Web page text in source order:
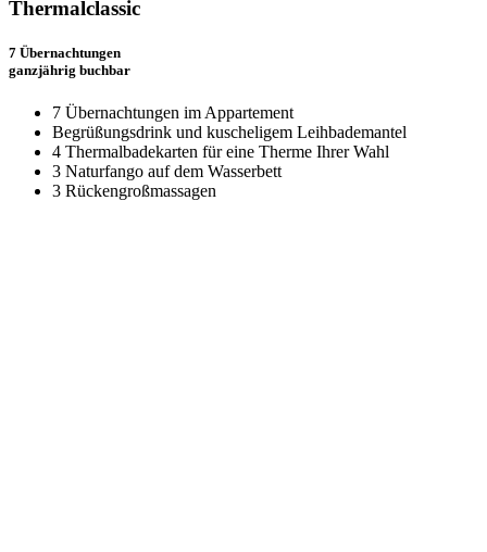
Thermalclassic
7 Übernachtungen
ganzjährig buchbar
7 Übernachtungen im Appartement
Begrüßungsdrink und kuscheligem Leihbademantel
4 Thermalbadekarten für eine Therme Ihrer Wahl
3 Naturfango auf dem Wasserbett
3 Rückengroßmassagen